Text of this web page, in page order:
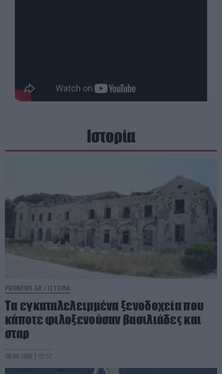
Ιστορία
PRONEWS.GR / ΙΣΤΟΡΙΑ
Τα εγκαταλελειμμένα ξενοδοχεία που
κάποτε φιλοξενούσαν βασιλιάδες και
σταρ
08.08.2026 | 15:57